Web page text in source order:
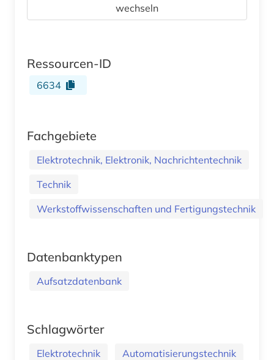
wechseln
Ressourcen-ID
6634
Fachgebiete
Elektrotechnik, Elektronik, Nachrichtentechnik
Technik
Werkstoffwissenschaften und Fertigungstechnik
Datenbanktypen
Aufsatzdatenbank
Schlagwörter
Elektrotechnik
Automatisierungstechnik